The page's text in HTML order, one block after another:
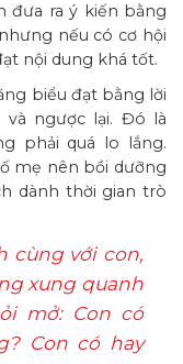
đưa ra ý kiến bằng
nếu có cơ hội
nội dung khá tốt.
biểu đạt bằng lời
ngược lại. Đó là
phải quá lo lắng.
mẹ nên bồi dưỡng
dành thời gian trò
cùng với con,
xung quanh
mở: Con có
Con có hay